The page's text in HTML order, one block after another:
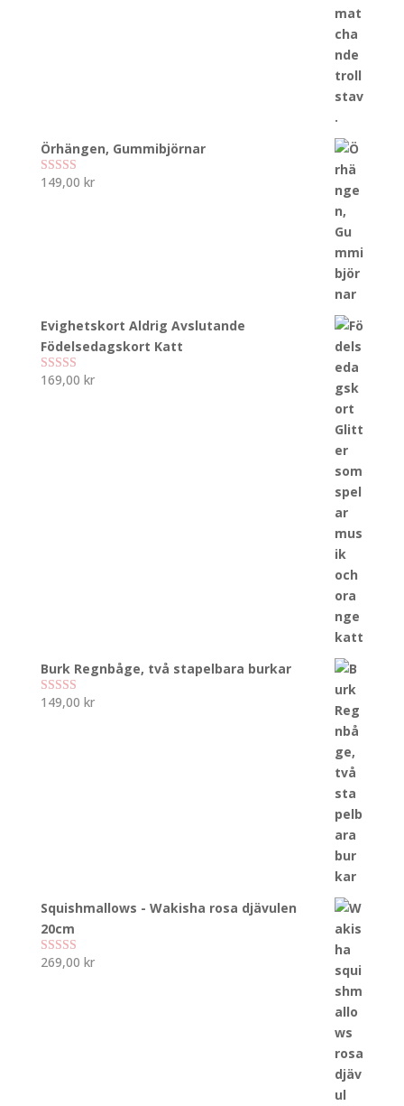
Örhängen, Gummibjörnar
Betygsatt
149,00 kr
Evighetskort Aldrig Avslutande
Födelsedagskort Katt
Betygsatt
169,00 kr
Burk Regnbåge, två stapelbara burkar
Betygsatt
149,00 kr
Squishmallows - Wakisha rosa djävulen
20cm
Betygsatt
269,00 kr